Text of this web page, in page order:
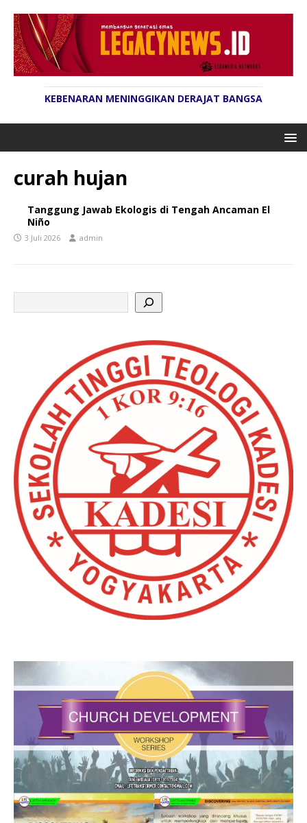
KEBENARAN MENINGGIKAN DERAJAT BANGSA
curah hujan
Tanggung Jawab Ekologis di Tengah Ancaman El
Niño
3 Juli 2026 admin